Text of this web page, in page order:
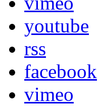
youtube
rss
facebook
vimeo